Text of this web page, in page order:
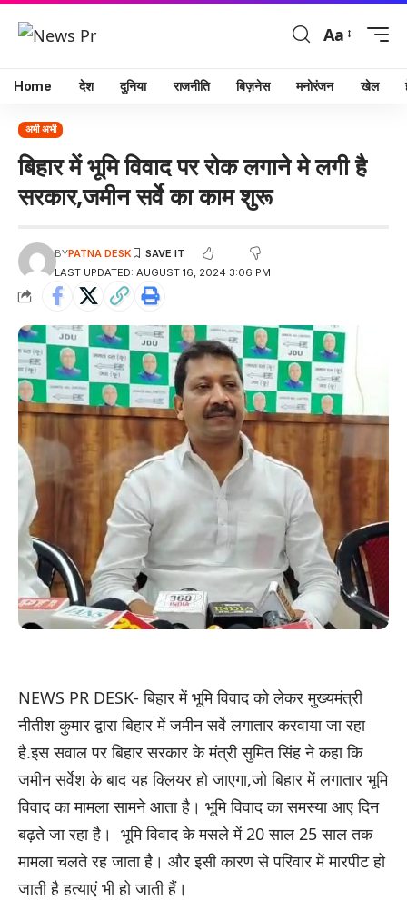
Aa
Home देश दुनिया राजनीति बिज़नेस मनोरंजन खेल
अभी अभी
बिहार में भूमि विवाद पर रोक लगाने मे लगी है
सरकार,जमीन सर्वे का काम शुरू
LAST UPDATED: AUGUST 16, 2024 3:06 PM
BYPATNA DESK
NEWS PR DESK- बिहार में भूमि विवाद को लेकर मुख्यमंत्री
नीतीश कुमार द्वारा बिहार में जमीन सर्वे लगातार करवाया जा रहा
है.इस सवाल पर बिहार सरकार के मंत्री सुमित सिंह ने कहा कि
जमीन सर्वेश के बाद यह क्लियर हो जाएगा,जो बिहार में लगातार भूमि
विवाद का मामला सामने आता है। भूमि विवाद का समस्या आए दिन
बढ़ते जा रहा है। भूमि विवाद के मसले में 20 साल 25 साल तक
मामला चलते रह जाता है। और इसी कारण से परिवार में मारपीट हो
जाती है हत्याएं भी हो जाती हैं।